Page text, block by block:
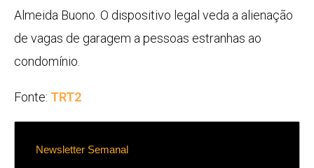
Almeida Buono. O dispositivo legal veda a alienação
de vagas de garagem a pessoas estranhas ao
condomínio.
Fonte: TRT2
Newsletter Semanal